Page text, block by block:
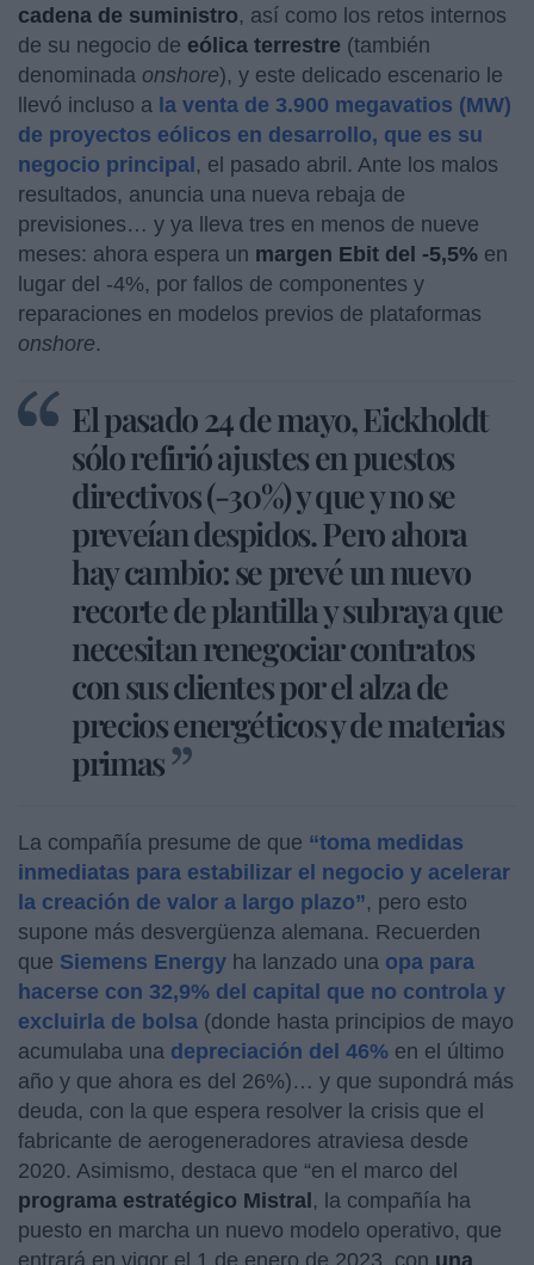
cadena de suministro, así como los retos internos
de su negocio de eólica terrestre (también
denominada onshore), y este delicado escenario le
llevó incluso a la venta de 3.900 megavatios (MW)
de proyectos eólicos en desarrollo, que es su
negocio principal , el pasado abril. Ante los malos
resultados, anuncia una nueva rebaja de
previsiones… y ya lleva tres en menos de nueve
meses: ahora espera un margen Ebit del -5,5% en
lugar del -4%, por fallos de componentes y
reparaciones en modelos previos de plataformas
onshore.
El pasado 24 de mayo, Eickholdt
sólo refirió ajustes en puestos
directivos (-30%) y que y no se
preveían despidos. Pero ahora
hay cambio: se prevé un nuevo
recorte de plantilla y subraya que
necesitan renegociar contratos
con sus clientes por el alza de
precios energéticos y de materias
primas
La compañía presume de que “toma medidas
inmediatas para estabilizar el negocio y acelerar
la creación de valor a largo plazo”, pero esto
supone más desvergüenza alemana. Recuerden
que Siemens Energy ha lanzado una opa para
hacerse con 32,9% del capital que no controla y
excluirla de bolsa (donde hasta principios de mayo
acumulaba una depreciación del 46% en el último
año y que ahora es del 26%)… y que supondrá más
deuda, con la que espera resolver la crisis que el
fabricante de aerogeneradores atraviesa desde
2020. Asimismo, destaca que “en el marco del
programa estratégico Mistral , la compañía ha
puesto en marcha un nuevo modelo operativo, que